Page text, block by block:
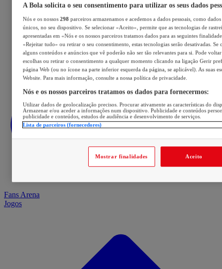
Fans Arena
Jogos
A Bola solicita o seu consentimento para utilizar os seus dados
Nós e os nossos 298 parceiros armazenamos e acedemos a dados pessoais, como
únicos, no seu dispositivo. Se selecionar «Aceito», permite que as tecnologias de
apresentadas em «Nós e os nossos parceiros tratamos dados para as seguintes
«Rejeitar tudo» ou retirar o seu consentimento, estas tecnologias serão desativadas. Se
alguns conteúdos e anúncios que vê poderão não ser tão relevantes para si. Pode voltar
escolhas ou retirar o consentimento a qualquer momento clicando na ligação Gerir
página Web (ou no ícone na parte inferior esquerda da página, se aplicável). As suas
Website. Para mais informação, consulte a nossa política de privacidade.
Nós e os nossos parceiros tratamos os dados para fornecermos:
Utilizar dados de geolocalização precisos. Procurar ativamente as características do
Armazenar e/ou aceder a informações num dispositivo. Publicidade e conteúdos
publicidade e conteúdos, estudos de audiência e desenvolvimento de serviços.
Lista de parceiros (fornecedores)
Mostrar finalidades Aceito